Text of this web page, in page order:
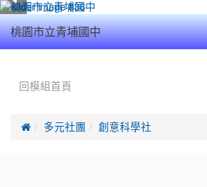
桃園市立青埔國中
回模組首頁
 多元社團 創意科學社